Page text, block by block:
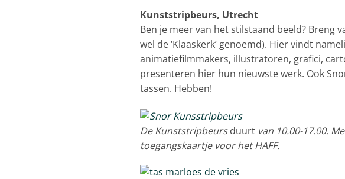
Kunststripbeurs, Utrecht
Ben je meer van het stilstaand beeld? Breng
wel de ‘Klaaskerk’ genoemd). Hier vindt
animatiefilmmakers, illustratoren, grafici,
presenteren hier hun nieuwste werk. Ook
tassen. Hebben!
De Kunststripbeursduurt van 10.00-17.00.
toegangskaartje voor het HAFF.